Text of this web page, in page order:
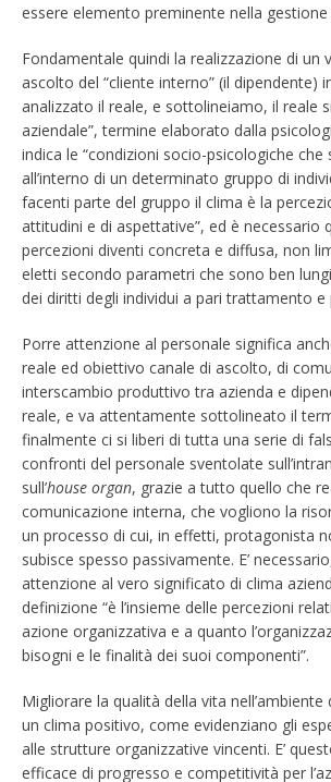
essere elemento preminente nella gestione
Fondamentale quindi la realizzazione di un
ascolto del “cliente interno” (il dipendente)
analizzato il reale, e sottolineiamo, il reale
aziendale”, termine elaborato dalla
indica le “condizioni socio-psicologiche
all’interno di un determinato gruppo di
facenti parte del gruppo il clima è la
attitudini e di aspettative”, ed è necessario
percezioni diventi concreta e diffusa, non
eletti secondo parametri che sono ben lungi
dei diritti degli individui a pari trattamento
Porre attenzione al personale significa
reale ed obiettivo canale di ascolto, di
interscambio produttivo tra azienda e
reale, e va attentamente sottolineato il
finalmente ci si liberi di tutta una serie di
confronti del personale sventolate
sull’house organ, grazie a tutto quello che
comunicazione interna, che vogliono la
un processo di cui, in effetti, protagonista
subisce spesso passivamente. E’
attenzione al vero significato di clima
definizione “è l’insieme delle percezioni
azione organizzativa e a quanto
bisogni e le finalità dei suoi componenti”.
Migliorare la qualità della vita
un clima positivo, come evidenziano gli
alle strutture organizzative vincenti. E’
efficace di progresso e competitività per